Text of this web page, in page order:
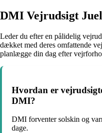
DMI Vejrudsigt
Leder du efter en pålidelig
dækket med deres omfattende
planlægge din dag efter
Hvordan er
DMI?
DMI forventer solskin og
dage.